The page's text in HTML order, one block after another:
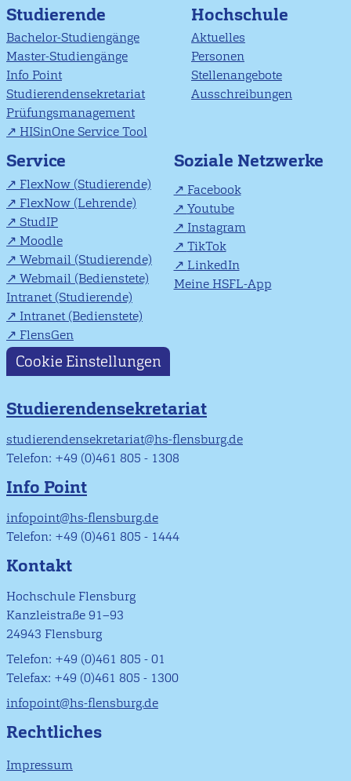
Studierende
Bachelor-Studiengänge
Master-Studiengänge
Info Point
Studierendensekretariat
Prüfungsmanagement
HISinOne Service Tool
Hochschule
Aktuelles
Personen
Stellenangebote
Ausschreibungen
Service
FlexNow (Studierende)
FlexNow (Lehrende)
StudIP
Moodle
Webmail (Studierende)
Webmail (Bedienstete)
Intranet (Studierende)
Intranet (Bedienstete)
FlensGen
Soziale Netzwerke
Facebook
Youtube
Instagram
TikTok
LinkedIn
Meine HSFL-App
Cookie Einstellungen
Studierendensekretariat
studierendensekretariat@hs-flensburg.de
Telefon: +49 (0)461 805 - 1308
Info Point
infopoint@hs-flensburg.de
Telefon: +49 (0)461 805 - 1444
Kontakt
Hochschule Flensburg
Kanzleistraße 91–93
24943 Flensburg
Telefon: +49 (0)461 805 - 01
Telefax: +49 (0)461 805 - 1300
infopoint@hs-flensburg.de
Rechtliches
Impressum